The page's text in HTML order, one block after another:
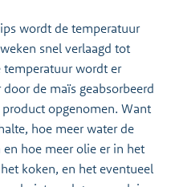
wordt de temperatuur
snel verlaagd tot
temperatuur wordt er
de maïs geabsorbeerd
opgenomen. Want
hoe meer water de
hoe meer olie er in het
koken, en het eventueel